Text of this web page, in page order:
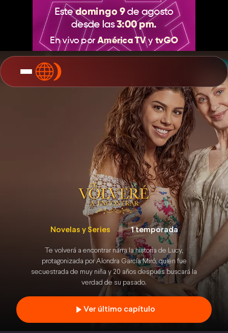
EncontrarNovelas y Series 1 temporada
Te volverá a encontrar narra la historia de Lucy,
protagonizada por Alondra García Miró, quien fue
secuestrada de muy niña y 20 años después buscará la
verdad de su pasado.
Ver último capítulo